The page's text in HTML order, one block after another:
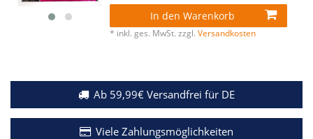
In den Warenkorb
* inkl. ges. MwSt. zzgl.Versandkosten
Ab 59,99€ Versandfrei für DE
Viele Zahlungsmöglichkeiten